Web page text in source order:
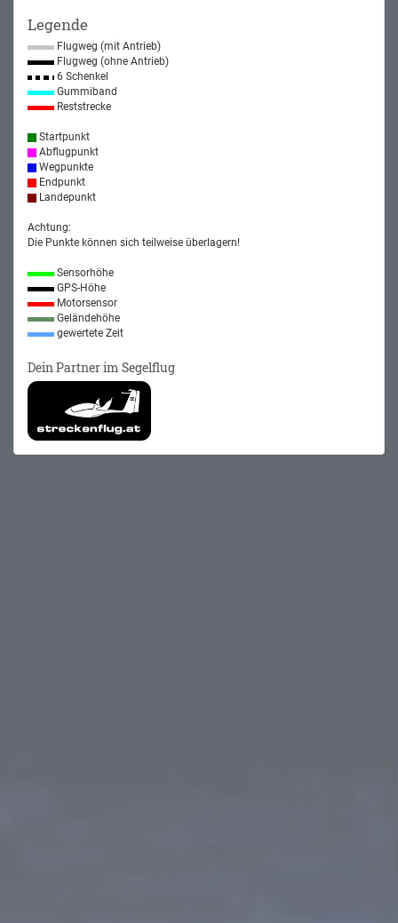
Legende
Flugweg (mit Antrieb)
Flugweg (ohne Antrieb)
6 Schenkel
Gummiband
Reststrecke
Startpunkt
Abflugpunkt
Wegpunkte
Endpunkt
Landepunkt
Achtung:
Die Punkte können sich teilweise überlagern!
Sensorhöhe
GPS-Höhe
Motorsensor
Geländehöhe
gewertete Zeit
Dein Partner im Segelflug